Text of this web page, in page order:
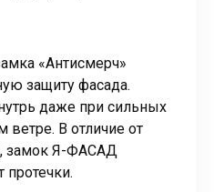
«Антисмерч»
защиту фасада.
даже при сильных
ветре. В отличие от
замок Я-ФАСАД